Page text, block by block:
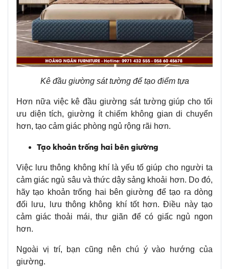
Kê đầu giường sát tường để tạo điểm tựa
Hơn nữa việc kê đầu giường sát tường giúp cho tối
ưu diện tích, giường ít chiếm không gian di chuyển
hơn, tạo cảm giác phòng ngủ rộng rãi hơn.
Tạo khoản trống hai bên giường
Việc lưu thông không khí là yếu tố giúp cho người ta
cảm giác ngủ sâu và thức dậy sảng khoải hơn. Do đó,
hãy tạo khoản trống hai bên giường để tạo ra dòng
đối lưu, lưu thông không khí tốt hơn. Điều này tạo
cảm giác thoải mái, thư giãn để có giấc ngủ ngon
hơn.
Ngoài vị trí, bạn cũng nên chú ý vào hướng của
giường.